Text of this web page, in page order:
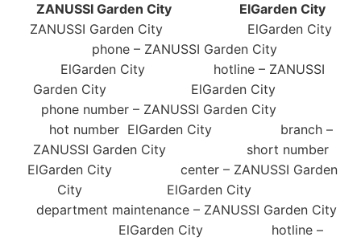
ZANUSSI Garden City ElGarden City
ZANUSSI Garden City ElGarden City
phone – ZANUSSI Garden City
ElGarden City hotline – ZANUSSI
Garden City ElGarden City
phone number – ZANUSSI Garden City
hot number ElGarden City branch –
ZANUSSI Garden City short number
ElGarden City center – ZANUSSI Garden
City ElGarden City
department maintenance – ZANUSSI Garden City
ElGarden City hotline –